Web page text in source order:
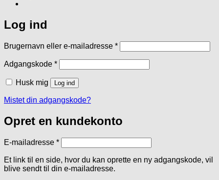
Log ind
Brugernavn eller e-mailadresse *Påkrævet
Adgangskode *Påkrævet
Husk mig Log ind
Mistet din adgangskode?
Opret en kundekonto
E-mailadresse *Påkrævet
Et link til en side, hvor du kan oprette en ny adgangskode, vil
blive sendt til din e-mailadresse.